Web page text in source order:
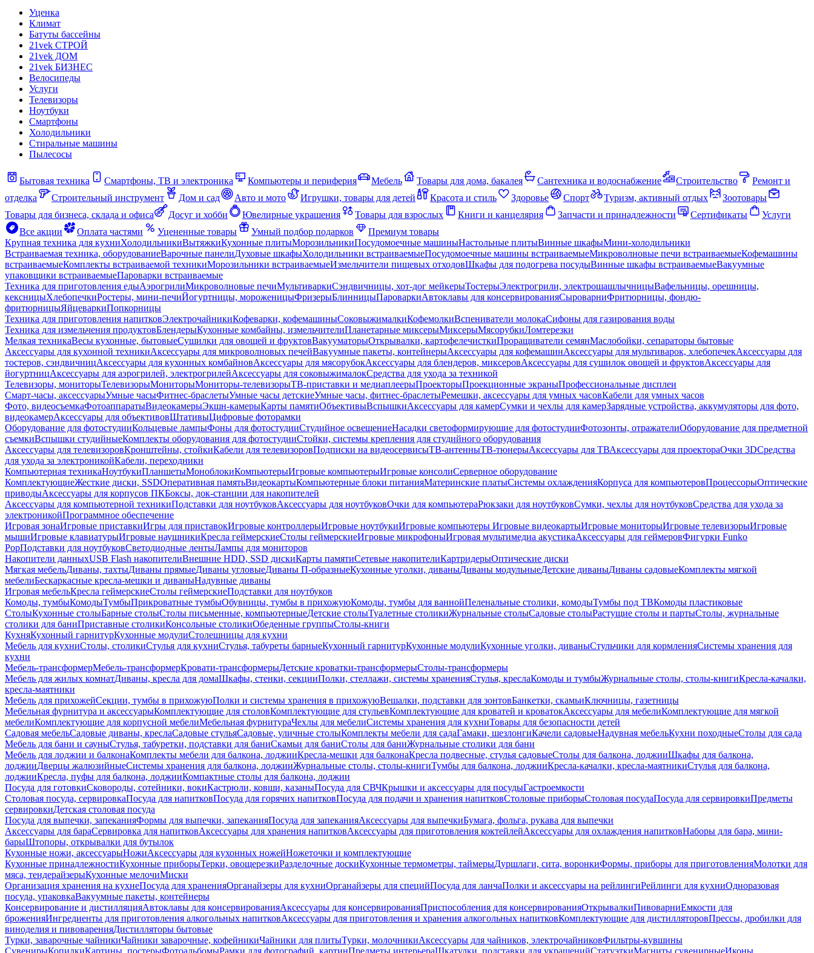
Уценка
Климат
Батуты бассейны
21vek СТРОЙ
21vek ДОМ
21vek БИЗНЕС
Велосипеды
Услуги
Телевизоры
Ноутбуки
Смартфоны
Холодильники
Стиральные машины
Пылесосы
Бытовая техника Смартфоны, ТВ и электроника Компьютеры и периферия Мебель Товары для дома, бакалея Сантехника и водоснабжение Строительство
Ремонт и
отделка
Строительный инструмент Дом и сад Авто и мото Игрушки, товары для детей Красота и стиль Здоровье Спорт Туризм, активный отдых
Зоотовары
Товары для бизнеса, склада и офиса
Досуг и хобби Ювелирные украшения Товары для взрослых Книги и канцелярия Запчасти и принадлежности Сертификаты
Услуги
Все акции
Оплата частями Уцененные товары Умный подбор подарков
Премиум товары
Крупная техника для кухниХолодильникиВытяжкиКухонные плитыМорозильникиПосудомоечные машиныНастольные плитыВинные шкафыМини-холодильники
Встраиваемая техника, оборудованиеВарочные панелиДуховые шкафыХолодильники встраиваемыеПосудомоечные машины встраиваемыеМикроволновые печи встраиваемыеКофемашины
встраиваемыеКомплекты встраиваемой техникиМорозильники встраиваемыеИзмельчители пищевых отходовШкафы для подогрева посудыВинные шкафы встраиваемыеВакуумные
упаковщики встраиваемыеПароварки встраиваемые
Техника для приготовления едыАэрогрилиМикроволновые печиМультиваркиСэндвичницы, хот-дог мейкерыТостерыЭлектрогрили, электрошашлычницыВафельницы, орешницы,
кексницыХлебопечкиРостеры, мини-печиЙогуртницы, мороженицыФризерыБлинницыПароваркиАвтоклавы для консервированияСыроварниФритюрницы, фондю-
фритюрницыЯйцеваркиПопкорницы
Техника для приготовления напитковЭлектрочайникиКофеварки, кофемашиныСоковыжималкиКофемолкиВспениватели молокаСифоны для газирования воды
Техника для измельчения продуктовБлендерыКухонные комбайны, измельчителиПланетарные миксерыМиксерыМясорубкиЛомтерезки
Мелкая техникаВесы кухонные, бытовыеСушилки для овощей и фруктовВакууматорыОткрывалки, картофелечисткиПроращиватели семянМаслобойки, сепараторы бытовые
Аксессуары для кухонной техникиАксессуары для микроволновых печейВакуумные пакеты, контейнерыАксессуары для кофемашинАксессуары для мультиварок, хлебопечекАксессуары для
тостеров, сэндвичницАксессуары для кухонных комбайновАксессуары для мясорубокАксессуары для блендеров, миксеровАксессуары для сушилок овощей и фруктовАксессуары для
йогуртницАксессуары для аэрогрилей, электрогрилейАксессуары для соковыжималокСредства для ухода за техникой
Телевизоры, мониторыТелевизорыМониторыМониторы-телевизорыТВ-приставки и медиаплеерыПроекторыПроекционные экраныПрофессиональные дисплеи
Смарт-часы, аксессуарыУмные часыФитнес-браслетыУмные часы детскиеУмные часы, фитнес-браслетыРемешки, аксессуары для умных часовКабели для умных часов
Фото, видеосъемкаФотоаппаратыВидеокамерыЭкшн-камерыКарты памятиОбъективыВспышкиАксессуары для камерСумки и чехлы для камерЗарядные устройства, аккумуляторы для фото,
видеокамерАксессуары для объективовШтативыЦифровые фоторамки
Оборудование для фотостудииКольцевые лампыФоны для фотостудииСтудийное освещениеНасадки светоформирующие для фотостудииФотозонты, отражателиОборудование для предметной
съемкиВспышки студийныеКомплекты оборудования для фотостудииСтойки, системы крепления для студийного оборудования
Аксессуары для телевизоровКронштейны, стойкиКабели для телевизоровПодписки на видеосервисыТВ-антенныТВ-тюнерыАксессуары для ТВАксессуары для проектораОчки 3DСредства
для ухода за электроникойКабели, переходники
Компьютерная техникаНоутбукиПланшетыМоноблокиКомпьютерыИгровые компьютерыИгровые консолиСерверное оборудование
КомплектующиеЖесткие диски, SSDОперативная памятьВидеокартыКомпьютерные блоки питанияМатеринские платыСистемы охлажденияКорпуса для компьютеровПроцессорыОптические
приводыАксессуары для корпусов ПКБоксы, док-станции для накопителей
Аксессуары для компьютерной техникиПодставки для ноутбуковАксессуары для ноутбуковОчки для компьютераРюкзаки для ноутбуковСумки, чехлы для ноутбуковСредства для ухода за
электроникойПрограммное обеспечение
Игровая зонаИгровые приставкиИгры для приставокИгровые контроллерыИгровые ноутбукиИгровые компьютеры Игровые видеокартыИгровые мониторыИгровые телевизорыИгровые
мышиИгровые клавиатурыИгровые наушникиКресла геймерскиеСтолы геймерскиеИгровые микрофоныИгровая мультимедиа акустикаАксессуары для геймеровФигурки Funko
PopПодставки для ноутбуковСветодиодные лентыЛампы для мониторов
Накопители данныхUSB Flash накопителиВнешние HDD, SSD дискиКарты памятиСетевые накопителиКартридерыОптические диски
Мягкая мебельДиваны, тахтыДиваны прямыеДиваны угловыеДиваны П-образныеКухонные уголки, диваныДиваны модульныеДетские диваныДиваны садовыеКомплекты мягкой
мебелиБескаркасные кресла-мешки и диваныНадувные диваны
Игровая мебельКресла геймерскиеСтолы геймерскиеПодставки для ноутбуков
Комоды, тумбыКомодыТумбыПрикроватные тумбыОбувницы, тумбы в прихожуюКомоды, тумбы для ваннойПеленальные столики, комодыТумбы под ТВКомоды пластиковые
СтолыКухонные столыБарные столыСтолы письменные, компьютерныеДетские столыТуалетные столикиЖурнальные столыСадовые столыРастущие столы и партыСтолы, журнальные
столики для баниПриставные столикиКонсольные столикиОбеденные группыСтолы-книги
КухняКухонный гарнитурКухонные модулиСтолешницы для кухни
Мебель для кухниСтолы, столикиСтулья для кухниСтулья, табуреты барныеКухонный гарнитурКухонные модулиКухонные уголки, диваныСтульчики для кормленияСистемы хранения для
кухни
Мебель-трансформерМебель-трансформерКровати-трансформерыДетские кроватки-трансформерыСтолы-трансформеры
Мебель для жилых комнатДиваны, кресла для домаШкафы, стенки, секцииПолки, стеллажи, системы храненияСтулья, креслаКомоды и тумбыЖурнальные столы, столы-книгиКресла-качалки,
кресла-маятники
Мебель для прихожейСекции, тумбы в прихожуюПолки и системы хранения в прихожуюВешалки, подставки для зонтовБанкетки, скамьиКлючницы, газетницы
Мебельная фурнитура и аксессуарыКомплектующие для столовКомплектующие для стульевКомплектующие для кроватей и кроватокАксессуары для мебелиКомплектующие для мягкой
мебелиКомплектующие для корпусной мебелиМебельная фурнитураЧехлы для мебелиСистемы хранения для кухниТовары для безопасности детей
Садовая мебельСадовые диваны, креслаСадовые стульяСадовые, уличные столыКомплекты мебели для садаГамаки, шезлонгиКачели садовыеНадувная мебельКухни походныеСтолы для сада
Мебель для бани и сауныСтулья, табуретки, подставки для баниСкамьи для баниСтолы для баниЖурнальные столики для бани
Мебель для лоджии и балконаКомплекты мебели для балкона, лоджииКресла-мешки для балконаКресла подвесные, стулья садовыеСтолы для балкона, лоджииШкафы для балкона,
лоджииДверцы жалюзийныеСистемы хранения для балкона, лоджииЖурнальные столы, столы-книгиТумбы для балкона, лоджииКресла-качалки, кресла-маятникиСтулья для балкона,
лоджииКресла, пуфы для балкона, лоджииКомпактные столы для балкона, лоджии
Посуда для готовкиСковороды, сотейники, вокиКастрюли, ковши, казаныПосуда для СВЧКрышки и аксессуары для посудыГастроемкости
Столовая посуда, сервировкаПосуда для напитковПосуда для горячих напитковПосуда для подачи и хранения напитковСтоловые приборыСтоловая посудаПосуда для сервировкиПредметы
сервировкиДетская столовая посуда
Посуда для выпечки, запеканияФормы для выпечки, запеканияПосуда для запеканияАксессуары для выпечкиБумага, фольга, рукава для выпечки
Аксессуары для бараСервировка для напитковАксессуары для хранения напитковАксессуары для приготовления коктейлейАксессуары для охлаждения напитковНаборы для бара, мини-
барыШтопоры, открывалки для бутылок
Кухонные ножи, аксессуарыНожиАксессуары для кухонных ножейНожеточки и комплектующие
Кухонные принадлежностиКухонные приборыТерки, овощерезкиРазделочные доскиКухонные термометры, таймерыДуршлаги, сита, воронкиФормы, приборы для приготовленияМолотки для
мяса, тендерайзерыКухонные мелочиМиски
Организация хранения на кухнеПосуда для храненияОрганайзеры для кухниОрганайзеры для специйПосуда для ланчаПолки и аксессуары на рейлингиРейлинги для кухниОдноразовая
посуда, упаковкаВакуумные пакеты, контейнеры
Консервирование и дистилляцияАвтоклавы для консервированияАксессуары для консервированияПриспособления для консервированияОткрывалкиПивоварниЕмкости для
броженияИнгредиенты для приготовления алкогольных напитковАксессуары для приготовления и хранения алкогольных напитковКомплектующие для дистилляторовПрессы, дробилки для
виноделия и пивоваренияДистилляторы бытовые
Турки, заварочные чайникиЧайники заварочные, кофейникиЧайники для плитыТурки, молочникиАксессуары для чайников, электрочайниковФильтры-кувшины
СувенирыКопилкиКартины, постерыФотоальбомыРамки для фотографий, картинПредметы интерьераШкатулки, подставки для украшенийСтатуэткиМагниты сувенирныеИконы